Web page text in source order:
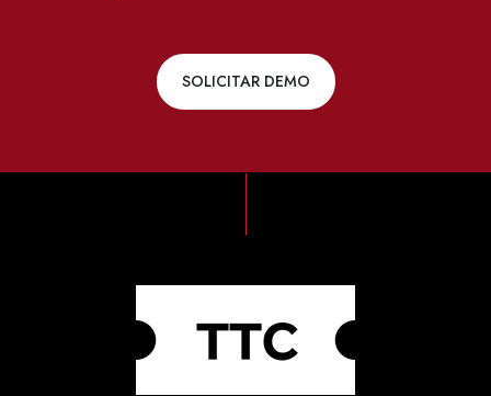
SOLICITAR DEMO